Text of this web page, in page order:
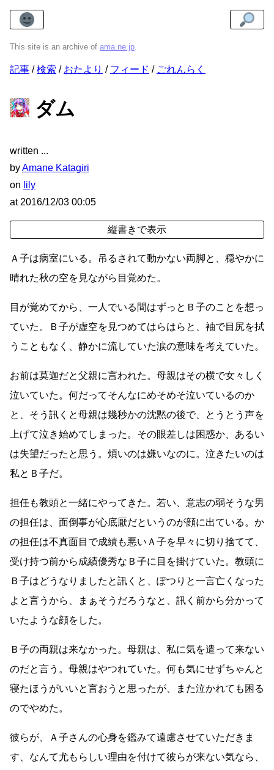
This site is an archive of ama.ne.jp.
記事 検索 おたより フィード ごれんらく
ダム
written
byAmane Katagiri
on lily
at 2016/12/03 00:05
Ａ子は病室にいる。吊るされて動かない両脚と、穏やかに
晴れた秋の空を見ながら目覚めた。
目が覚めてから、一人でいる間はずっとＢ子のことを想っ
ていた。Ｂ子が虚空を見つめてはらはらと、袖で目尻を拭
うこともなく、静かに流していた涙の意味を考えていた。
お前は莫迦だと父親に言われた。母親はその横で女々しく
泣いていた。何だってそんなにめそめそ泣いているのか
と、そう訊くと母親は幾秒かの沈黙の後で、とうとう声を
上げて泣き始めてしまった。その眼差しは困惑か、あるい
は失望だったと思う。煩いのは嫌いなのに。泣きたいのは
私とＢ子だ。
担任も教頭と一緒にやってきた。若い、意志の弱そうな男
の担任は、面倒事が心底厭だというのが顔に出ている。か
の担任は不真面目で成績も悪いＡ子を早々に切り捨てて、
受け持つ前から成績優秀なＢ子に目を掛けていた。教頭に
Ｂ子はどうなりましたと訊くと、ぽつりと一言亡くなった
よと言うから、まぁそうだろうなと、訊く前から分かって
いたような顔をした。
Ｂ子の両親は来なかった。母親は、私に気を遣って来ない
のだと言う。母親はやつれていた。何も気にせずちゃんと
寝たほうがいいと言おうと思ったが、また泣かれても困る
のでやめた。
彼らが、Ａ子さんの心身を鑑みて遠慮させていただきま
す、なんて尤もらしい理由を付けて彼らが来ない気なら、